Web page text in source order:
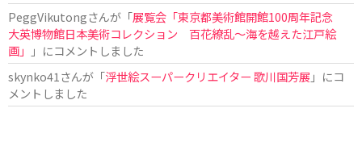
PeggVikutongさんが「展覧会「東京都美術館開館100周年記念
大英博物館日本美術コレクション 百花繚乱〜海を越えた江戸絵
画」
」にコメントしました
skynko41 さんが「浮世絵スーパークリエイター 歌川国芳展 」にコ
メントしました